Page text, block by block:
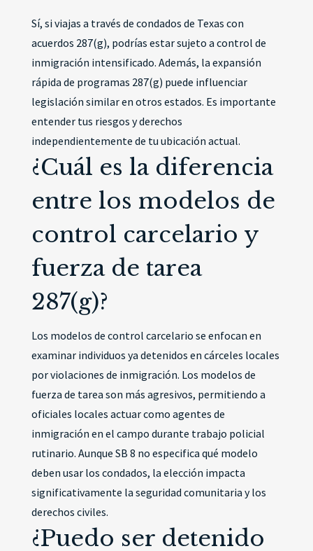
Sí, si viajas a través de condados de Texas con
acuerdos 287(g), podrías estar sujeto a control de
inmigración intensificado. Además, la expansión
rápida de programas 287(g) puede influenciar
legislación similar en otros estados. Es importante
entender tus riesgos y derechos
independientemente de tu ubicación actual.
¿Cuál es la diferencia
entre los modelos de
control carcelario y
fuerza de tarea
287(g)?
Los modelos de control carcelario se enfocan en
examinar individuos ya detenidos en cárceles locales
por violaciones de inmigración. Los modelos de
fuerza de tarea son más agresivos, permitiendo a
oficiales locales actuar como agentes de
inmigración en el campo durante trabajo policial
rutinario. Aunque SB 8 no especifica qué modelo
deben usar los condados, la elección impacta
significativamente la seguridad comunitaria y los
derechos civiles.
¿Puedo ser detenido